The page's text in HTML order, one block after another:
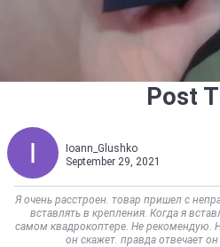
Post
Ioann_Glushko
September 29, 2021
Я очень расстроен. товар пришел с
вставлять в крепления. Когда я
самом квадрокоптере. Не рекомендую.
он скажет. правда отвечает